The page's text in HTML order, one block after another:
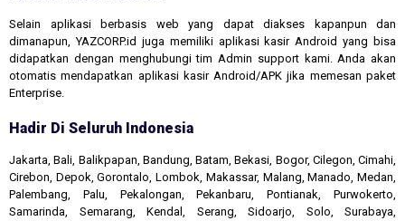
Selain aplikasi berbasis web yang dapat diakses kapanpun dan
dimanapun, YAZCORP.id juga memiliki aplikasi kasir Android yang bisa
didapatkan dengan menghubungi tim Admin support kami. Anda akan
otomatis mendapatkan aplikasi kasir Android/APK jika memesan paket
Enterprise.
Hadir Di Seluruh Indonesia
Jakarta, Bali, Balikpapan, Bandung, Batam, Bekasi, Bogor, Cilegon, Cimahi,
Cirebon, Depok, Gorontalo, Lombok, Makassar, Malang, Manado, Medan,
Palembang, Palu, Pekalongan, Pekanbaru, Pontianak, Purwokerto,
Samarinda, Semarang, Kendal, Serang, Sidoarjo, Solo, Surabaya,